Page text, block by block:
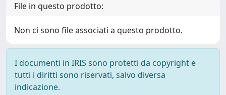
File in questo prodotto:
Non ci sono file associati a questo prodotto.
I documenti in IRIS sono protetti da copyright e
tutti i diritti sono riservati, salvo diversa
indicazione.